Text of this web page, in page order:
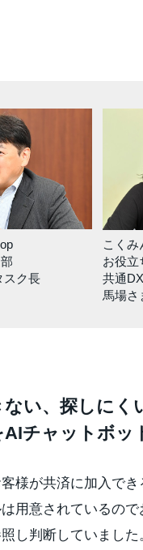
スク長
こくみ
お役立
共通
馬場さ
ない、探しにく
AIチャットボ
様が共済に加入で
用意されているの
し判断していまし